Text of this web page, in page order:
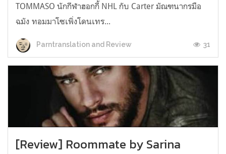
TOMMASO นักกีฬาฮอกกี้ NHL กับ Carter มัณฑนากรมือ
ฉมัง ทอมมาโซเพิ่งโดนเทร...
Parntranslation and Review 31
[Review] Roommate by Sarina